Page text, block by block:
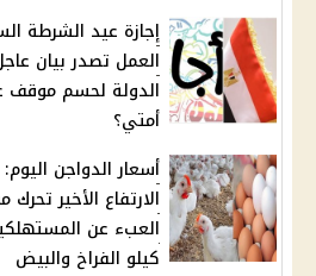
إجازة عيد الشرطة
العمل تصدر بيان
أمتي؟
أسعار الدواجن
الارتفاع الأخير
العبء عن
كيلو الفراخ والبيض